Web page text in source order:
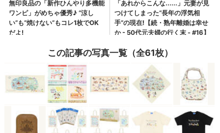
この記事の写真一覧（全61枚）